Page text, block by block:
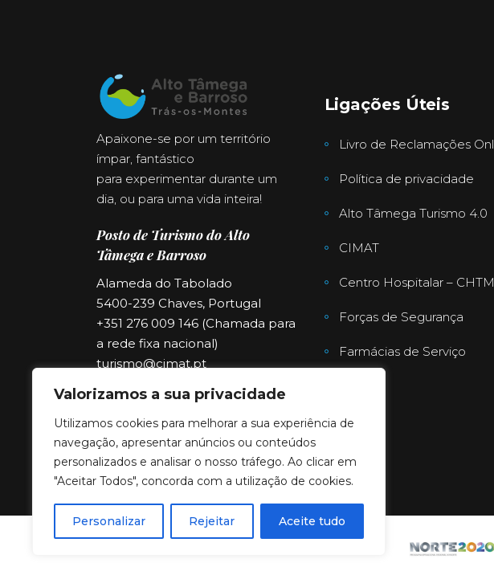
Valorizamos a sua privacidade
Utilizamos cookies para melhorar a sua experiência de
navegação, apresentar anúncios ou conteúdos
personalizados e analisar o nosso tráfego. Ao clicar em
"Aceitar Todos", concorda com a utilização de cookies.
Personalizar Rejeitar Aceite tudo
Apaixone-se por um território
ímpar, fantástico
para experimentar durante um
dia, ou para uma vida inteira!
Posto de Turismo do Alto
Tâmega e Barroso
Alameda do Tabolado
5400-239 Chaves, Portugal
+351 276 009 146 (Chamada para
a rede fixa nacional)
turismo@cimat.pt
Ligações Úteis
Livro de Reclamações
Política de privacidade
Alto Tâmega Turismo 4.0
CIMAT
Centro Hospitalar –
Forças de Segurança
Farmácias de Serviço